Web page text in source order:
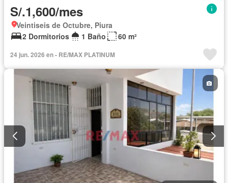
S/.1,600/mes
Veintiseis de Octubre, Piura
2 Dormitorios
1 Baño 60 m²
24 jun. 2026 en - RE/MAX PLATINUM